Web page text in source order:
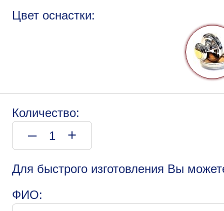
Цвет оснастки:
Количество:
– +
Для быстрого изготовления Вы
ФИО: